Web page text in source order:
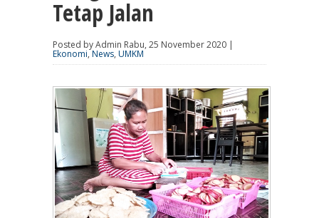
Tetap Jalan
Posted by Admin Rabu, 25 November 2020 |
Ekonomi,News, UMKM